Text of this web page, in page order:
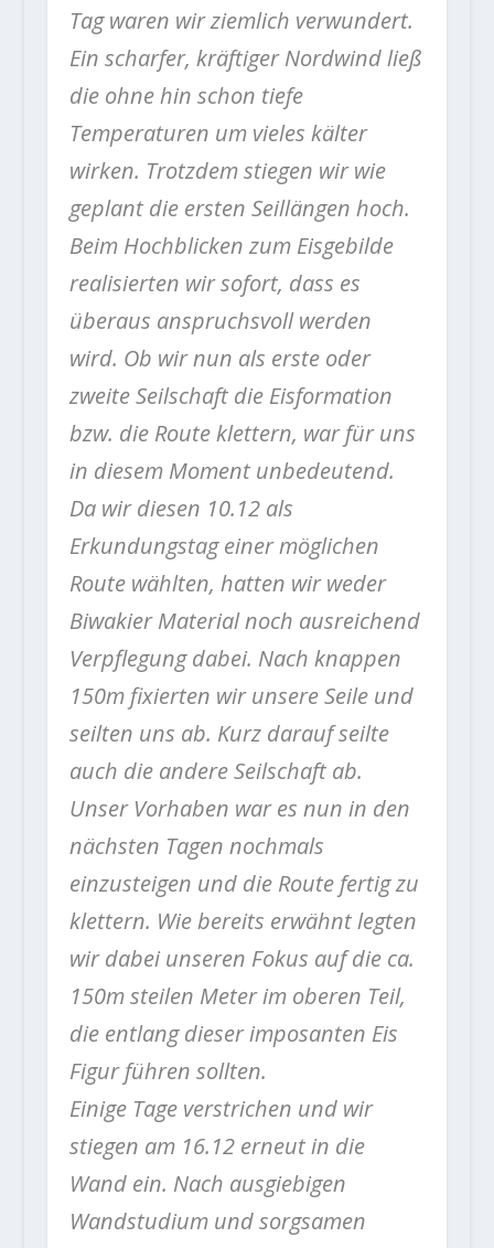
Tag waren wir ziemlich verwundert.
Ein scharfer, kräftiger Nordwind ließ
die ohne hin schon tiefe
Temperaturen um vieles kälter
wirken. Trotzdem stiegen wir wie
geplant die ersten Seillängen hoch.
Beim Hochblicken zum Eisgebilde
realisierten wir sofort, dass es
überaus anspruchsvoll werden
wird. Ob wir nun als erste oder
zweite Seilschaft die Eisformation
bzw. die Route klettern, war für uns
in diesem Moment unbedeutend.
Da wir diesen 10.12 als
Erkundungstag einer möglichen
Route wählten, hatten wir weder
Biwakier Material noch ausreichend
Verpflegung dabei. Nach knappen
150m fixierten wir unsere Seile und
seilten uns ab. Kurz darauf seilte
auch die andere Seilschaft ab.
Unser Vorhaben war es nun in den
nächsten Tagen nochmals
einzusteigen und die Route fertig zu
klettern. Wie bereits erwähnt legten
wir dabei unseren Fokus auf die ca.
150m steilen Meter im oberen Teil,
die entlang dieser imposanten Eis
Figur führen sollten.
Einige Tage verstrichen und wir
stiegen am 16.12 erneut in die
Wand ein. Nach ausgiebigen
Wandstudium und sorgsamen